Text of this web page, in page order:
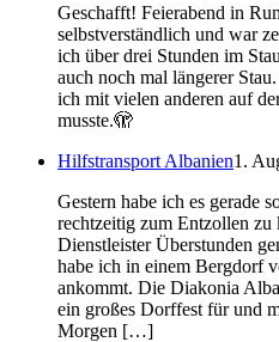
Geschafft! Feierabend in
selbstverständlich und war
ich über drei Stunden im
auch noch mal längerer
ich mit vielen anderen auf
musste.🫣
Hilfstransport Albanien1.
Gestern habe ich es gerade
rechtzeitig zum Entzollen zu
Dienstleister Überstunden
habe ich in einem Bergdorf
ankommt. Die Diakonia
ein großes Dorffest für und
Morgen […]